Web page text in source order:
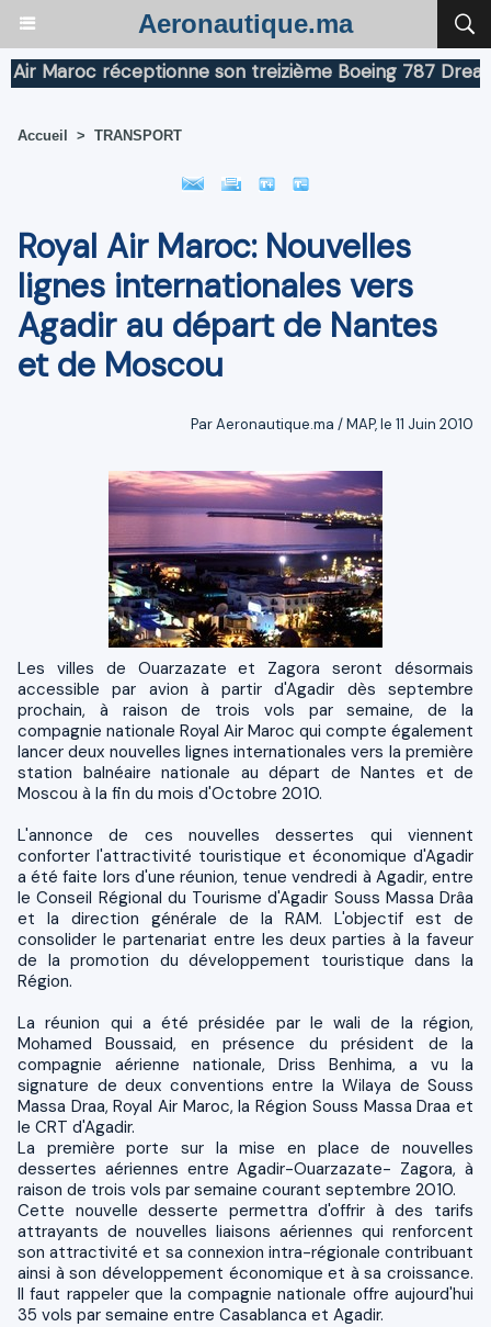
Aeronautique.ma
réceptionne son treizième Boeing 787 Dreamliner
Accueil > TRANSPORT
Royal Air Maroc: Nouvelles
lignes internationales vers
Agadir au départ de Nantes
et de Moscou
Par Aeronautique.ma / MAP, le 11 Juin 2010
Les villes de Ouarzazate et Zagora seront désormais
accessible par avion à partir d'Agadir dès septembre
prochain, à raison de trois vols par semaine, de la
compagnie nationale Royal Air Maroc qui compte également
lancer deux nouvelles lignes internationales vers la première
station balnéaire nationale au départ de Nantes et de
Moscou à la fin du mois d'Octobre 2010.
L'annonce de ces nouvelles dessertes qui viennent
conforter l'attractivité touristique et économique d'Agadir
a été faite lors d'une réunion, tenue vendredi à Agadir, entre
le Conseil Régional du Tourisme d'Agadir Souss Massa Drâa
et la direction générale de la RAM. L'objectif est de
consolider le partenariat entre les deux parties à la faveur
de la promotion du développement touristique dans la
Région.
La réunion qui a été présidée par le wali de la région,
Mohamed Boussaid, en présence du président de la
compagnie aérienne nationale, Driss Benhima, a vu la
signature de deux conventions entre la Wilaya de Souss
Massa Draa, Royal Air Maroc, la Région Souss Massa Draa et
le CRT d'Agadir.
La première porte sur la mise en place de nouvelles
dessertes aériennes entre Agadir-Ouarzazate- Zagora, à
raison de trois vols par semaine courant septembre 2010.
Cette nouvelle desserte permettra d'offrir à des tarifs
attrayants de nouvelles liaisons aériennes qui renforcent
son attractivité et sa connexion intra-régionale contribuant
ainsi à son développement économique et à sa croissance.
Il faut rappeler que la compagnie nationale offre aujourd'hui
35 vols par semaine entre Casablanca et Agadir.